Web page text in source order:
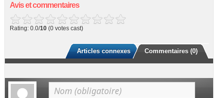
Avis et commentaires
Rating: 0.0/10(0 votes cast)
Commentaires (0)
Articles connexes